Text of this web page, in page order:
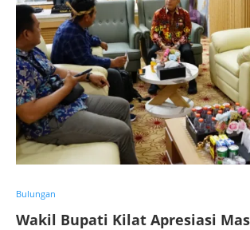
Bulungan
Wakil Bupati Kilat Apresiasi